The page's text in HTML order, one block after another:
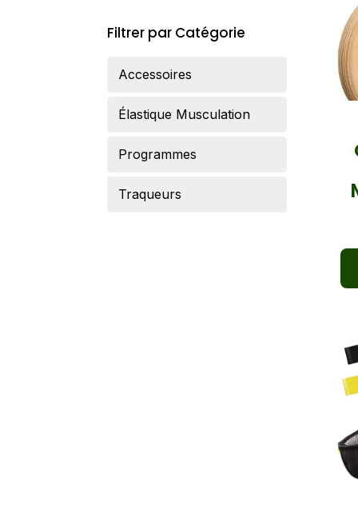
Filtrer par Catégorie
Accessoires
Élastique Musculation
Programmes
Traqueurs